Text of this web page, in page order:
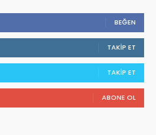
BEĞEN
TAKIP ET
TAKIP ET
ABONE OL